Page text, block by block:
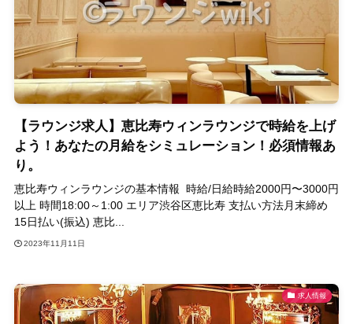
【ラウンジ求人】恵比寿ウィンラウンジで時給を上げ
よう！あなたの月給をシミュレーション！必須情報あ
り。
恵比寿ウィンラウンジの基本情報 時給/日給時給2000円〜3000円
以上 時間18:00～1:00 エリア渋谷区恵比寿 支払い方法月末締め
15日払い(振込) 恵比...
2023年11月11日
求人情報